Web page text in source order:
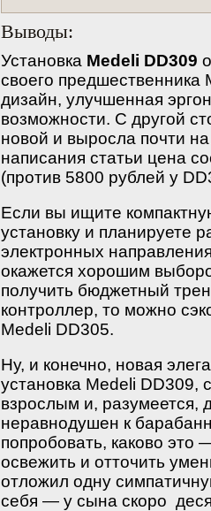
Выводы:
Установка Medeli DD309
своего предшественника
дизайн, улучшенная
возможности. С другой
новой и выросла почти
написания статьи цена
(против 5800 рублей у
Если вы ищите
установку и планируете
электронных
окажется хорошим
получить бюджетный
контроллер, то можно
Medeli DD305.
Ну, и конечно, новая
установка Medeli DD309,
взрослым и, разумеется,
неравнодушен к
попробовать, каково это
освежить и отточить
отложил одну
себя — у сына скоро